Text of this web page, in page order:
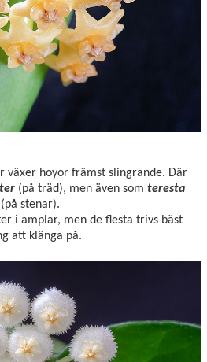
växer hoyor främst slingrande. Där
(på träd), men även som teresta
(på stenar).
i amplar, men de flesta trivs bäst
att klänga på.